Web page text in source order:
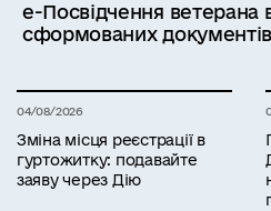
е-Посвідчення ветерана
сформованих документів
04/08/2026
Зміна місця реєстрації в
гуртожитку: подавайте
заяву через Дію